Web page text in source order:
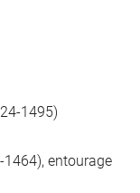
1495)
entourage